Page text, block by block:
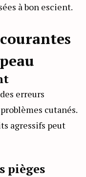
à bon escient.
erreurs
cutanés.
agressifs peut
pièges